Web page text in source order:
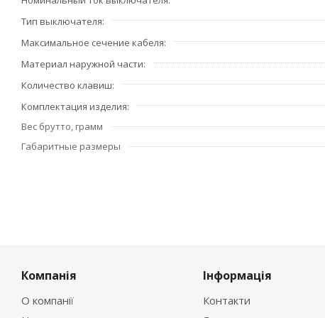
Тип выключателя
Максимальное сечение кабеля
Материал наружной части
Количество клавиш
Комплектация изделия
Вес брутто, грамм
Габаритные размеры
Компанія
О компанії
Інформація
Контакти